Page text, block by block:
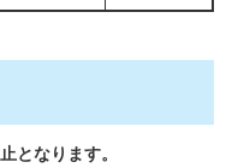
となります。